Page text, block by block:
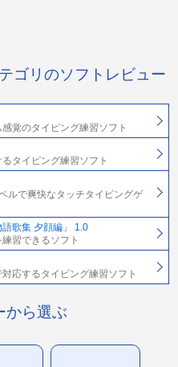
ゴリのソフトレビュー
覚のタイピング練習ソフト
タイピング練習ソフト
ルで爽快なタッチタイピングゲ
歌集 夕顔編」 1.0
習できるソフト
応するタイピング練習ソフト
から選ぶ